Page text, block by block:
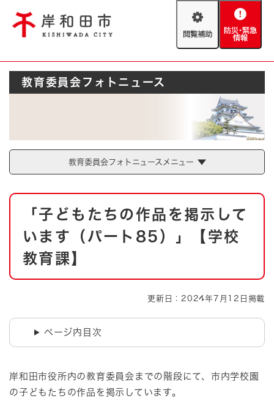
閲
助
防
緊
情
報
Foreign language
とじる
防災・緊急情報 救急・消防
AED設置箇所
とじる
教育委員会フォトニュース
教育委員会フォトニュースメニュー
本
「子どもたちの作品を掲示して
います（パート85）」【学校
教育課】
更新日：2024年7月12日掲載
ページ内目次
岸和田市役所内の教育委員会までの階段にて、市内学校園
の子どもたちの作品を掲示しています。